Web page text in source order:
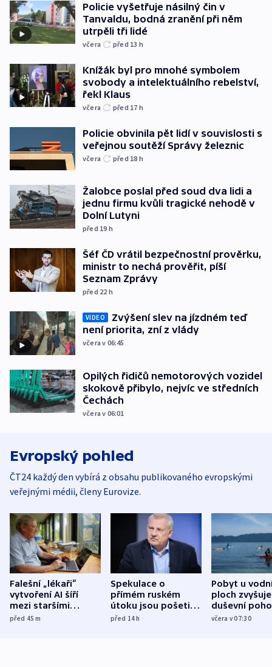
Policie vyšetřuje násilný čin v
Tanvaldu, bodná zranění při něm
utrpěli tři lidé
včera před 13 h
Knížák byl pro mnohé symbolem
svobody a intelektuálního rebelství,
řekl Klaus
včera před 17 h
Policie obvinila pět lidí v souvislosti s
veřejnou soutěží Správy železnic
včera před 18 h
Žalobce poslal před soud dva lidi a
jednu firmu kvůli tragické nehodě v
Dolní Lutyni
před 19 h
Šéf ČD vrátil bezpečnostní prověrku,
ministr to nechá prověřit, píší
Seznam Zprávy
před 22 h
VIDEO
Zvýšení slev na jízdném teď
není priorita, zní z vlády
včera v 06:45
Opilých řidičů nemotorových vozidel
skokově přibylo, nejvíc ve středních
Čechách
včera v 06:01
Evropský pohled
ČT24 každý den vybírá z obsahu publikovaného evropskými
veřejnými médii, členy Eurovize.
Falešní „lékaři“
vytvoření AI šíří
mezi staršími
Poláky nebezpečné
před 45m
Spekulace o
přímém ruském
útoku jsou pošetilé,
míní estonský
před 14h
Pobyt u
ploch zvyšuje
duševní
ukázala
včera v 07:30